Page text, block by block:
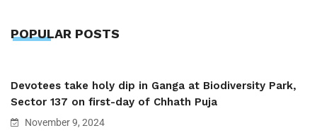
POPULAR POSTS
Devotees take holy dip in Ganga at Biodiversity Park,
Sector 137 on first-day of Chhath Puja
November 9, 2024